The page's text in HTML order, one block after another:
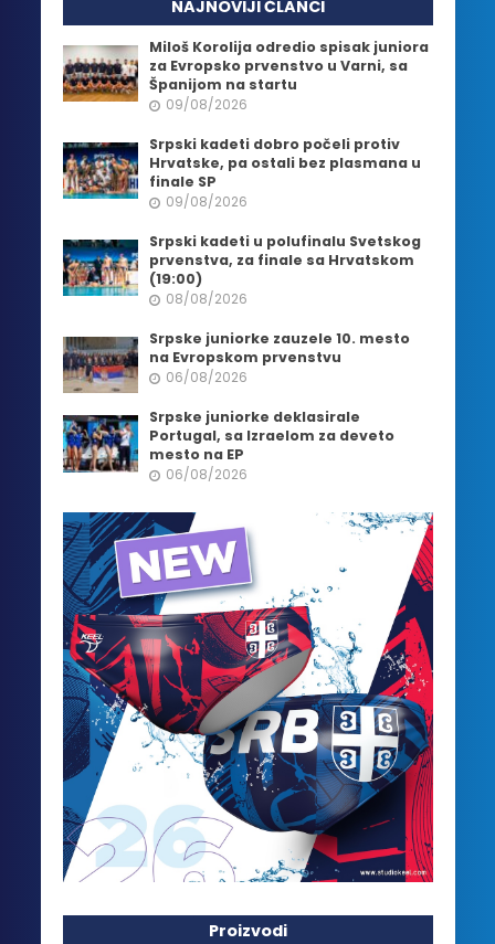
NAJNOVIJI ČLANCI
Miloš Korolija odredio spisak juniora
za Evropsko prvenstvo u Varni, sa
Španijom na startu
09/08/2026
Srpski kadeti dobro počeli protiv
Hrvatske, pa ostali bez plasmana u
finale SP
09/08/2026
Srpski kadeti u polufinalu Svetskog
prvenstva, za finale sa Hrvatskom
(19:00)
08/08/2026
Srpske juniorke zauzele 10. mesto
na Evropskom prvenstvu
06/08/2026
Srpske juniorke deklasirale
Portugal, sa Izraelom za deveto
mesto na EP
06/08/2026
Proizvodi